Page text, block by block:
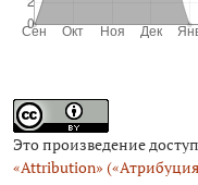
Это произведение
«Attribution»